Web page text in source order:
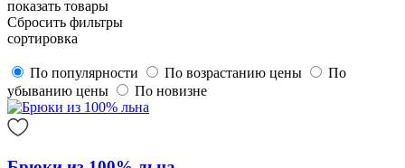
показать товары
Сбросить фильтры
сортировка
По популярности По возрастанию цены
По
убыванию цены
По новизне